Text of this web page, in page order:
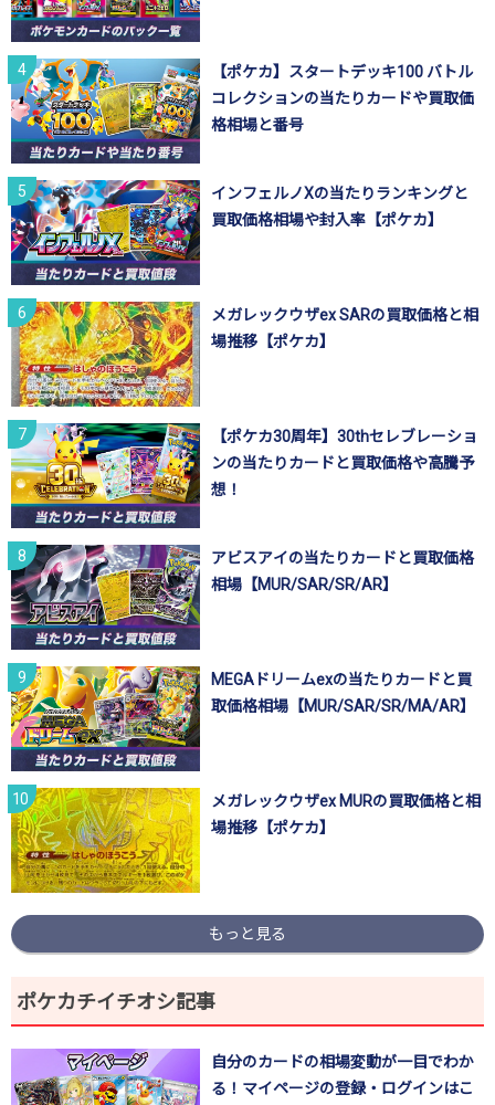
【ポケカ】スタートデッキ100 バトル
コレクションの当たりカードや買取価
格相場と番号
インフェルノXの当たりランキングと
買取価格相場や封入率【ポケカ】
メガレックウザex SARの買取価格と相
場推移【ポケカ】
【ポケカ30周年】30thセレブレーショ
ンの当たりカードと買取価格や高騰予
想！
アビスアイの当たりカードと買取価格
相場【MUR/SAR/SR/AR】
MEGAドリームexの当たりカードと買
取価格相場【MUR/SAR/SR/MA/AR】
メガレックウザex MURの買取価格と相
場推移【ポケカ】
もっと見る
ポケカチイチオシ記事
自分のカードの相場変動が一目でわか
る！マイページの登録・ログインはこ